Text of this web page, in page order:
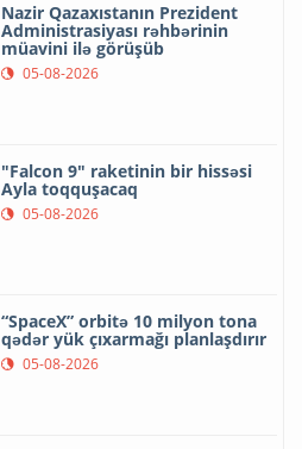
Nazir Qazaxıstanın Prezident
Administrasiyası rəhbərinin
müavini ilə görüşüb
05-08-2026
"Falcon 9" raketinin bir hissəsi
Ayla toqquşacaq
05-08-2026
“SpaceX” orbitə 10 milyon tona
qədər yük çıxarmağı planlaşdırır
05-08-2026